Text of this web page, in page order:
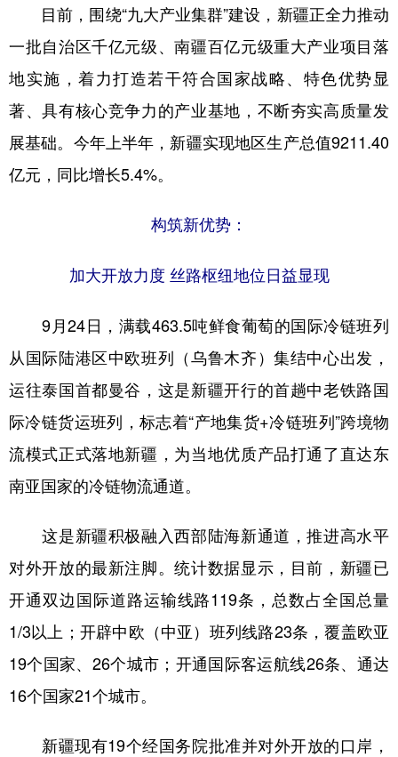
目前，围绕“九大产业集群”建设，新疆正全力推动
一批自治区千亿元级、南疆百亿元级重大产业项目落
地实施，着力打造若干符合国家战略、特色优势显
著、具有核心竞争力的产业基地，不断夯实高质量发
展基础。今年上半年，新疆实现地区生产总值9211.40
亿元，同比增长5.4%。
构筑新优势：
加大开放力度 丝路枢纽地位日益显现
9月24日，满载463.5吨鲜食葡萄的国际冷链班列
从国际陆港区中欧班列（乌鲁木齐）集结中心出发，
运往泰国首都曼谷，这是新疆开行的首趟中老铁路国
际冷链货运班列，标志着“产地集货+冷链班列”跨境物
流模式正式落地新疆，为当地优质产品打通了直达东
南亚国家的冷链物流通道。
这是新疆积极融入西部陆海新通道，推进高水平
对外开放的最新注脚。统计数据显示，目前，新疆已
开通双边国际道路运输线路119条，总数占全国总量
1/3以上；开辟中欧（中亚）班列线路23条，覆盖欧亚
19个国家、26个城市；开通国际客运航线26条、通达
16个国家21个城市。
新疆现有19个经国务院批准并对外开放的口岸，